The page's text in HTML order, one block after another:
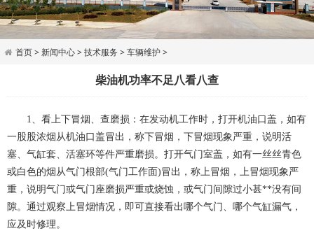
首页> 新闻中心>技术服务 >车辆维护>
柴油机功率不足八看八查
1、看上下冒烟、查磨损：在发动机工作时，打开机油口盖，如有
一股股浓烟从机油口盖冒出，称下冒烟，下冒烟现象严重，说明活
塞、气缸套、活塞环等件严重磨损。打开气门室盖，如有一丝丝青色
或白色的烟从气门根部(气门工作面)冒出，称上冒烟，上冒烟现象严
重，说明气门或气门座磨损严重或烧蚀，或气门间隙过小甚**没有间
隙。通过观察上冒烟情况，即可直接看出哪个气门、哪个气缸漏气，
应及时修理。